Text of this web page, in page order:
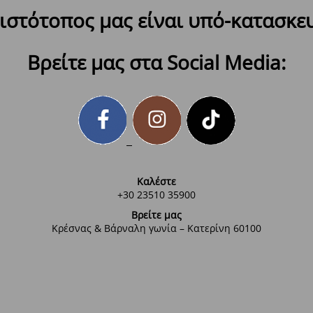
μας είναι υπό-
Βρείτε μας στα Social Media:
Καλέστε
+30 23510 35900
Βρείτε μας
Κρέσνας & Βάρναλη γωνία – Κατερίνη 60100